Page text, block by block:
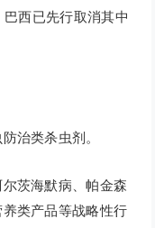
西已先行取消其中
治类杀虫剂。
茨海默病、帕金森
类产品等战略性行